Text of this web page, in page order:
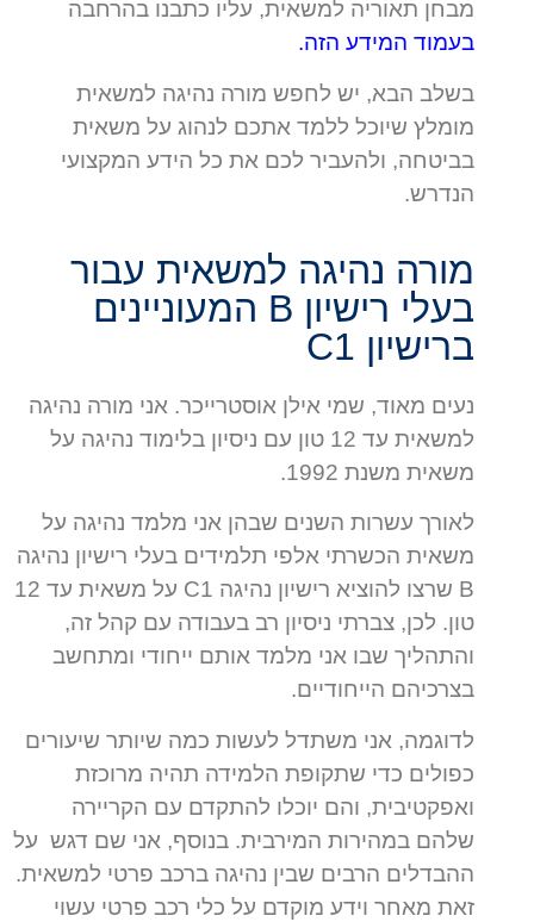
מבחן תאוריה למשאית, עליו כתבנו בהרחבה
בעמוד המידע הזה.
בשלב הבא, יש לחפש מורה נהיגה למשאית
מומלץ שיוכל ללמד אתכם לנהוג על משאית
בביטחה, ולהעביר לכם את כל הידע המקצועי
הנדרש.
מורה נהיגה למשאית עבור
בעלי רישיון B המעוניינים
ברישיון C1
נעים מאוד, שמי אילן אוסטרייכר. אני מורה נהיגה
למשאית עד 12 טון עם ניסיון בלימוד נהיגה על
משאית משנת 1992.
לאורך עשרות השנים שבהן אני מלמד נהיגה על
משאית הכשרתי אלפי תלמידים בעלי רישיון נהיגה
B שרצו להוציא רישיון נהיגה C1 על משאית עד 12
טון. לכן, צברתי ניסיון רב בעבודה עם קהל זה,
והתהליך שבו אני מלמד אותם ייחודי ומתחשב
בצרכיהם הייחודיים.
לדוגמה, אני משתדל לעשות כמה שיותר שיעורים
כפולים כדי שתקופת הלמידה תהיה מרוכזת
ואפקטיבית, והם יוכלו להתקדם עם הקריירה
שלהם במהירות המירבית. בנוסף, אני שם דגש על
ההבדלים הרבים שבין נהיגה ברכב פרטי למשאית.
זאת מאחר וידע מוקדם על כלי רכב פרטי עשוי